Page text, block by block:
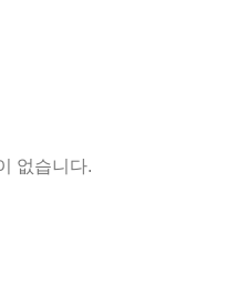
없습니다.